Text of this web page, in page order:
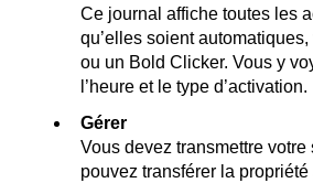
Ce journal affiche toutes les
qu’elles soient
ou un Bold Clicker. Vous y
l’heure et le type d’activation.
Gérer
Vous devez transmettre votre
pouvez transférer la propriété